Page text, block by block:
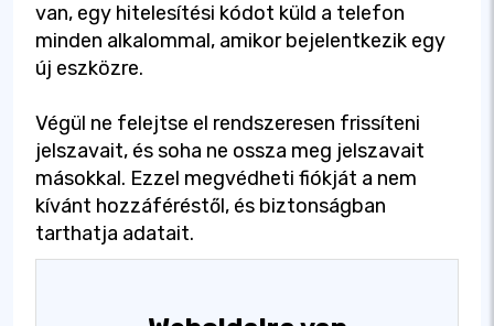
van, egy hitelesítési kódot küld a telefon
minden alkalommal, amikor bejelentkezik egy
új eszközre.
Végül ne felejtse el rendszeresen frissíteni
jelszavait, és soha ne ossza meg jelszavait
másokkal. Ezzel megvédheti fiókját a nem
kívánt hozzáféréstől, és biztonságban
tarthatja adatait.